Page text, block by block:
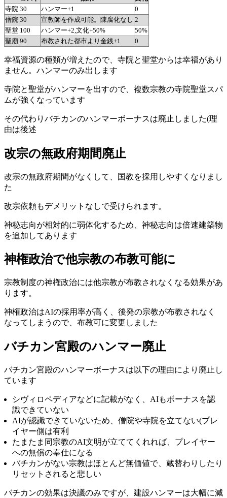
寺院 30 ハンマー+1
0
僧院 30 宣教師を作成可能。陳腐化なし 2
聖堂 100 ハンマー+2,文化+50%
50%
聖廟 90 布教された都市より金銭+1 0
幸福資源の種類が増えたので、寺院と聖堂からは幸福があり
ません。ハンマーのみ出します
寺院と聖堂がハンマーを出すので、複数宗教の寺院聖堂スパ
ムが強くなっています
その代わりバチカンのハンマーボーナスは廃止しました(理
由は後述
改宗の無政府期間廃止
改宗の無政府期間がなくして、国教を採用しやすくなりまし
た
改宗依頼もデメリットなしで受けられます。
神秘志向が相対的に弱体化するため、神秘志向は倍速建築物
を追加してあります
神権政治で他宗教の布教可能に
宗教制度の神権政治には他宗教が布教されなくなる効果があ
ります。
神権政治はAIの採用率が高く、後発の宗教が布教されなく
なってしまうので、布教可に変更しました
バチカン宮殿のハンマー廃止
バチカン宮殿のハンマーボーナスは以下の理由により廃止し
ています
シヴィロペディアなどに記載がなく、AIもボーナスを認
識できていない
AIが認識できていないため、僧院や寺院を立てない(プレ
イヤー側は有利
たまたま同宗教のAI文明が立ててくれれば、プレイヤー
への無償の奉仕になる
バチカンがない宗教はほとんど無価値で、蔵替わりしたり
リセットされると悲しい
バチカンの効果は決議のみですが、建設ハンマーは大幅に減